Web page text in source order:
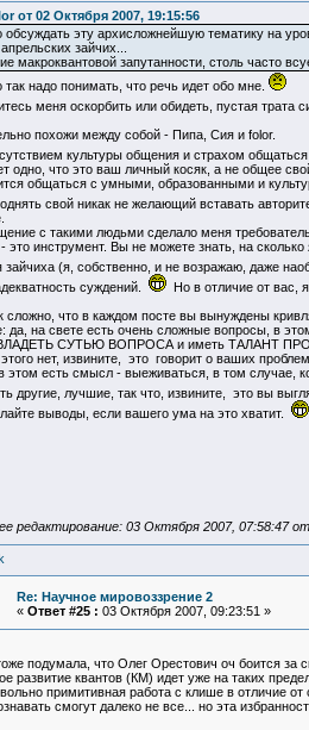
от 02 Октября 2007, 19:15:56
обсуждать эту архисложнейшую тематику на
зайчих...
макроквантовой запутанности, столь часто
так надо понимать, что речь идет обо мне.
меня оскорбить или обидеть, пустая
похожи между собой - Пипа, Сия и folor.
культуры общения и страхом
одно, что это ваш личный косяк, а не общее
общаться с умными, образованными и
свой никак не желающий вставать
с такими людьми сделало меня
это инструмент. Вы не можете знать, на сколько
зайчиха (я, собственно, и не возражаю, даже
суждений.
Но в отличие от вас,
сложно, что в каждом посте вы вынуждены
да, на свете есть очень сложные вопросы, в
СУТЬЮ ВОПРОСА и иметь ТАЛАНТ
нет, извините, это говорит о ваших
этом есть смысл - выеживаться, в том случае,
другие, лучшие, так что, извините, это вы
выводы, если вашего ума на это хватит.
редактирование: 03 Октября 2007, 07:58:47
Re: Научное мировоззрение 2
« Ответ #25 : 03 Октября 2007, 09:23:51 »
подумала, что Олег Орестович оч боится за
развитие квантов (КМ) идет уже на таких
примитивная работа с клише в отличие от
смогут далеко не все... но эта